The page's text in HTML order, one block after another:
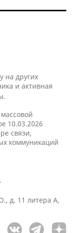
на других
и активная
10.03.2026
связи,
коммуникаций
д. 11 литера А,